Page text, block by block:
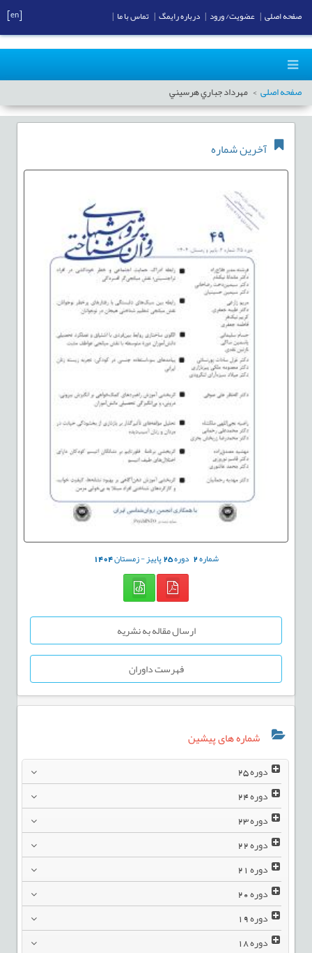
صفحه اصلی مهرداد جباري هرسيني
آخرین شماره
شماره2 دوره25پاییز - زمستان1404
ارسال مقاله به نشریه
فهرست داوران
شماره های پیشین
دوره25
دوره24
دوره23
دوره22
دوره21
دوره20
دوره19
دوره18
صفحه اصلی عضویت/ ورود درباره رایمگ تماس با ما